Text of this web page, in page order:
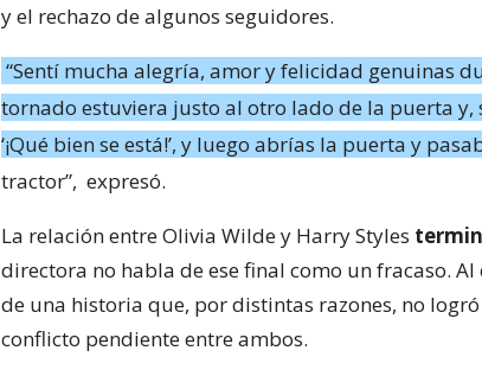
y el rechazo de algunos seguidores.
“Sentí mucha alegría, amor y felicidad genuinas
tornado estuviera justo al otro lado de la puerta y,
‘¡Qué bien se está!’, y luego abrías la puerta y
tractor”, expresó.
La relación entre Olivia Wilde y Harry Styles
directora no habla de ese final como un fracaso.
de una historia que, por distintas razones, no
conflicto pendiente entre ambos.